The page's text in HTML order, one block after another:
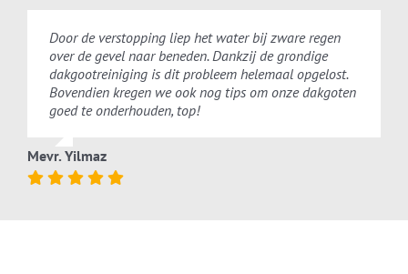
Door de verstopping liep het water bij zware regen
over de gevel naar beneden. Dankzij de grondige
dakgootreiniging is dit probleem helemaal opgelost.
Bovendien kregen we ook nog tips om onze dakgoten
goed te onderhouden, top!
Mevr. Yilmaz